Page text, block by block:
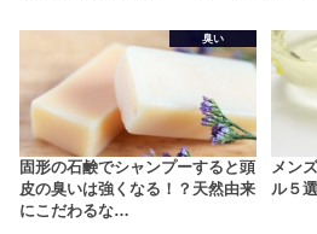
臭い
固形の石鹸でシャンプーすると頭
皮の臭いは強くなる！？天然由来
にこだわるな…
メン
ル５選